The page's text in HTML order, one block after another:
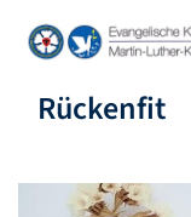
Rückenfit